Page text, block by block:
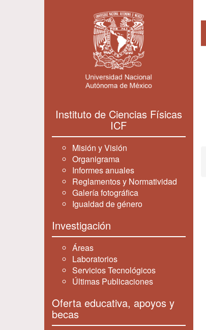
Instituto de Ciencias Físicas
ICF
Misión y Visión
Organigrama
Informes anuales
Reglamentos y Normatividad
Galería fotográfica
Igualdad de género
Investigación
Áreas
Laboratorios
Servicios Tecnológicos
Últimas Publicaciones
Oferta educativa, apoyos y
becas